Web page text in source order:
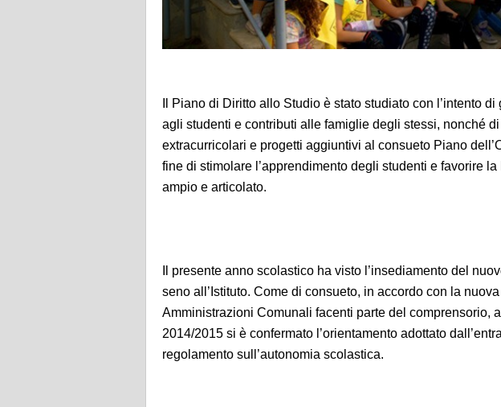
Il Piano di Diritto allo Studio è stato studiato con l’intento
agli studenti e contributi alle famiglie degli stessi, nonché
extracurricolari e progetti aggiuntivi al consueto Piano
fine di stimolare l’apprendimento degli studenti e favorire
ampio e articolato.
Il presente anno scolastico ha visto l’insediamento del
seno all’Istituto. Come di consueto, in accordo con la
Amministrazioni Comunali facenti parte del comprensorio,
2014/2015 si è confermato l’orientamento adottato
regolamento sull’autonomia scolastica.